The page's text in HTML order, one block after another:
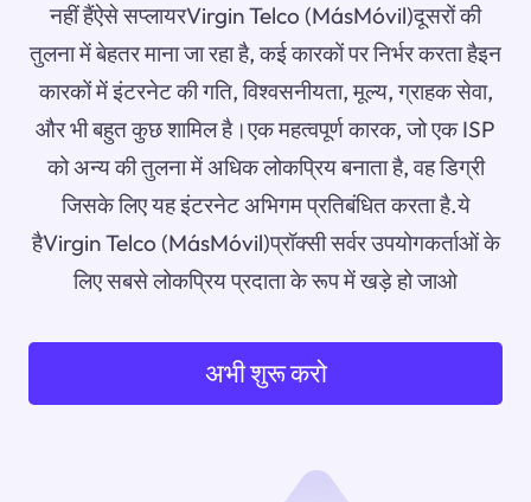
नहीं हैंऐसे सप्लायरVirgin Telco (MásMóvil)दूसरों की
तुलना में बेहतर माना जा रहा है, कई कारकों पर निर्भर करता हैइन
कारकों में इंटरनेट की गति, विश्वसनीयता, मूल्य, ग्राहक सेवा,
और भी बहुत कुछ शामिल है।एक महत्वपूर्ण कारक, जो एक ISP
को अन्य की तुलना में अधिक लोकप्रिय बनाता है, वह डिग्री
जिसके लिए यह इंटरनेट अभिगम प्रतिबंधित करता है.ये
हैVirgin Telco (MásMóvil)प्रॉक्सी सर्वर उपयोगकर्ताओं के
लिए सबसे लोकप्रिय प्रदाता के रूप में खड़े हो जाओ
अभी शुरू करो